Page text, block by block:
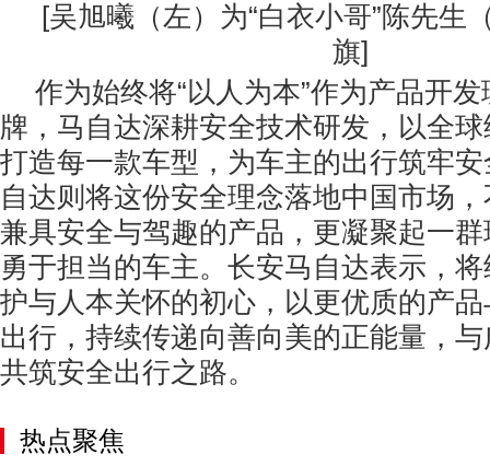
[吴旭曦（左）为“白衣小哥”陈先生
旗]
作为始终将“以人为本”作为产品开
牌，马自达深耕安全技术研发，以全
打造每一款车型，为车主的出行筑牢
自达则将这份安全理念落地中国市场
兼具安全与驾趣的产品，更凝聚起一
勇于担当的车主。长安马自达表示，
护与人本关怀的初心，以更优质的产
出行，持续传递向善向美的正能量，
共筑安全出行之路。
热点聚焦